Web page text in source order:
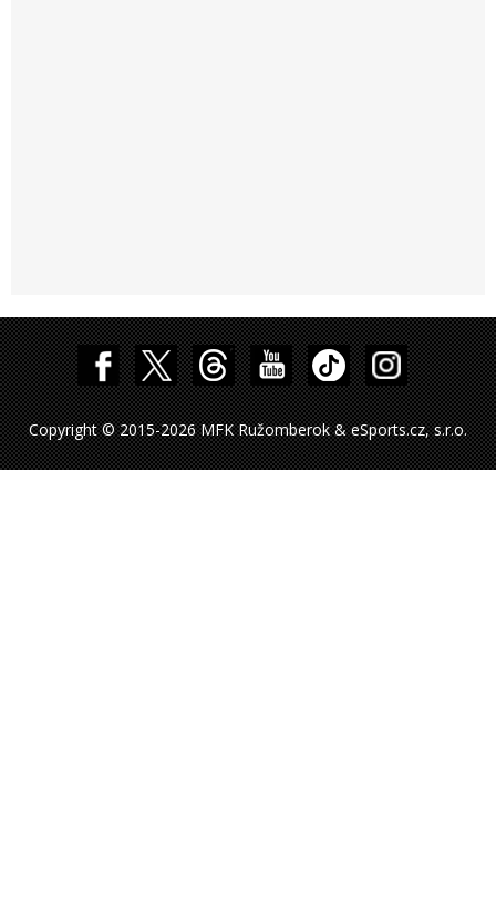
Copyright © 2015-2026 MFK Ružomberok & eSports.cz, s.r.o.